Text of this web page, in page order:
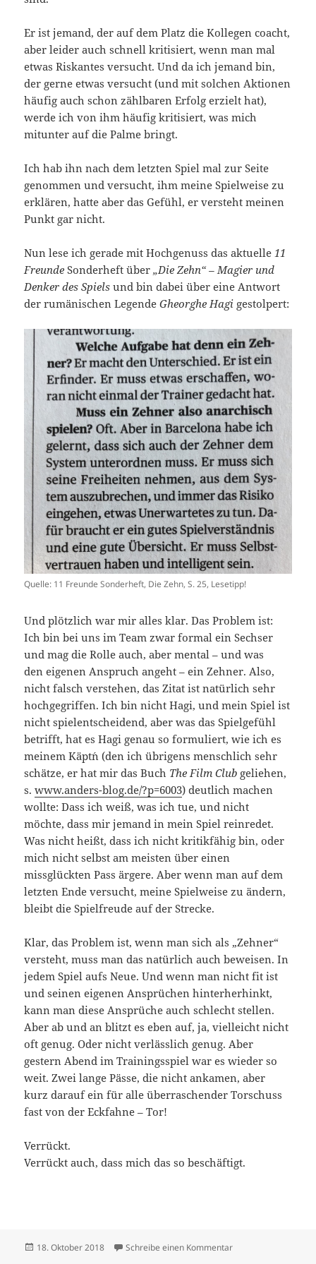
Er ist jemand, der auf dem Platz die Kollegen coacht,
aber leider auch schnell kritisiert, wenn man mal
etwas Riskantes versucht. Und da ich jemand bin,
der gerne etwas versucht (und mit solchen Aktionen
häufig auch schon zählbaren Erfolg erzielt hat),
werde ich von ihm häufig kritisiert, was mich
mitunter auf die Palme bringt.
Ich hab ihn nach dem letzten Spiel mal zur Seite
genommen und versucht, ihm meine Spielweise zu
erklären, hatte aber das Gefühl, er versteht meinen
Punkt gar nicht.
Nun lese ich gerade mit Hochgenuss das aktuelle11
Freunde Sonderheft über„Die Zehn“ – Magier und
Denker des Spiels und bin dabei über eine Antwort
der rumänischen LegendeGheorghe Hagi gestolpert:
Quelle: 11 Freunde Sonderheft, Die Zehn, S. 25, Lesetipp!
Und plötzlich war mir alles klar. Das Problem ist:
Ich bin bei uns im Team zwar formal ein Sechser
und mag die Rolle auch, aber mental – und was
den eigenen Anspruch angeht – ein Zehner. Also,
nicht falsch verstehen, das Zitat ist natürlich sehr
hochgegriffen. Ich bin nicht Hagi, und mein Spiel ist
nicht spielentscheidend, aber was das Spielgefühl
betrifft, hat es Hagi genau so formuliert, wie ich es
meinem Käpt´n (den ich übrigens menschlich sehr
schätze, er hat mir das Buch The Film Club geliehen,
s.www.anders-blog.de/?p=6003) deutlich machen
wollte: Dass ich weiß, was ich tue, und nicht
möchte, dass mir jemand in mein Spiel reinredet.
Was nicht heißt, dass ich nicht kritikfähig bin, oder
mich nicht selbst am meisten über einen
missglückten Pass ärgere. Aber wenn man auf dem
letzten Ende versucht, meine Spielweise zu ändern,
bleibt die Spielfreude auf der Strecke.
Klar, das Problem ist, wenn man sich als „Zehner“
versteht, muss man das natürlich auch beweisen. In
jedem Spiel aufs Neue. Und wenn man nicht fit ist
und seinen eigenen Ansprüchen hinterherhinkt,
kann man diese Ansprüche auch schlecht stellen.
Aber ab und an blitzt es eben auf, ja, vielleicht nicht
oft genug. Oder nicht verlässlich genug. Aber
gestern Abend im Trainingsspiel war es wieder so
weit. Zwei lange Pässe, die nicht ankamen, aber
kurz darauf ein für alle überraschender Torschuss
fast von der Eckfahne – Tor!
Verrückt.
Verrückt auch, dass mich das so beschäftigt.
Veröffentlicht
18. Oktober 2018 Schreibe einen Kommentarzu 10